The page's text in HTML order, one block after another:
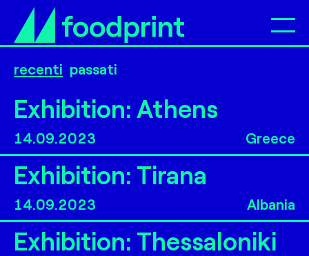
recenti passati
Exhibition: Athens
14.09.2023 Greece
Exhibition: Tirana
14.09.2023 Albania
Exhibition: Thessaloniki